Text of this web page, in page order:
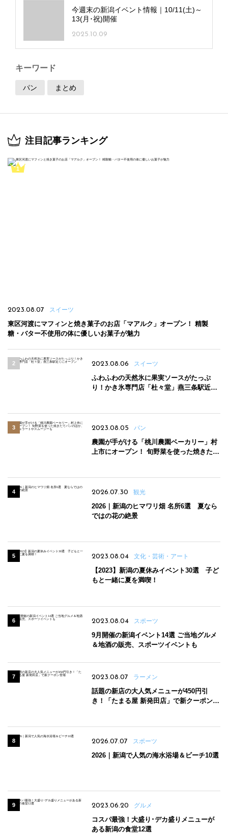
今週末の新潟イベント情報｜10/11(土)～
13(月･祝)開催
2025.10.09
キーワード
パン まとめ
注目記事ランキング
2023.08.07 スイーツ
東区河渡にマフィンと焼き菓子のお店「マアルク」オープン！ 精製
糖・バター不使用の体に優しいお菓子が魅力
2023.08.06 スイーツ
ふわふわの天然氷に果実ソースがたっぷ
り！かき氷専門店「杜々堂」燕三条駅近く
2023.08.05 パン
農園が手がける「桃川農園ベーカリー」村
上市にオープン！ 旬野菜を使った焼きたて
2026.07.30 観光
2026｜新潟のヒマワリ畑 名所6選 夏なら
ではの花の絶景
2023.08.04 文化・芸術・アート
【2023】新潟の夏休みイベント30選 子ど
もと一緒に夏を満喫！
2023.08.04 スポーツ
9月開催の新潟イベント14選 ご当地グルメ
＆地酒の販売、スポーツイベントも
2023.08.07 ラーメン
話題の新店の大人気メニューが450円引
き！「たまる屋 新発田店」で新クーポン登
2026.07.07 スポーツ
2026｜新潟で人気の海水浴場＆ビーチ10選
2023.06.20 グルメ
コスパ最強！大盛り･デカ盛りメニューが
ある新潟の食堂12選